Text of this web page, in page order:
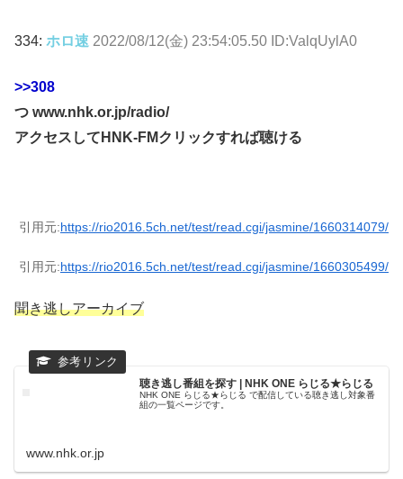
334: ホロ速 2022/08/12(金) 23:54:05.50 ID:ValqUylA0
>>308
つ www.nhk.or.jp/radio/
アクセスしてHNK-FMクリックすれば聴ける
引用元:https://rio2016.5ch.net/test/read.cgi/jasmine/1660314079/
引用元:https://rio2016.5ch.net/test/read.cgi/jasmine/1660305499/
聞き逃しアーカイブ
聴き逃し番組を探す | NHK ONE らじる★らじる
NHK ONE らじる★らじる で配信している聴き逃し対象番
組の一覧ページです。
www.nhk.or.jp